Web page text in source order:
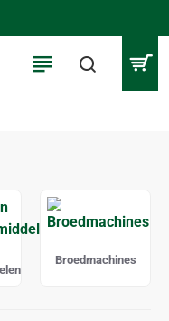
Broedmachines